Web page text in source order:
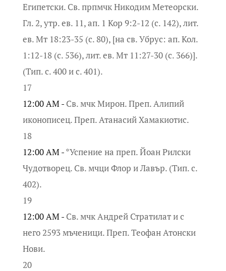
Египетски. Св. прпмчк Никодим Метеорски.
Гл. 2, утр. ев. 11, ап. 1 Кор 9:2-12 (с. 142), лит.
ев. Мт 18:23-35 (с. 80), [на св. Убрус: ап. Кол.
1:12-18 (с. 536), лит. ев. Мт 11:27-30 (с. 366)].
(Тип. с. 400 и с. 401).
17
12:00 AM - Св. мчк Мирон. Преп. Алипий
иконописец. Преп. Атанасий Хамакиотис.
18
12:00 AM -*Успение на преп. Йоан Рилски
Чудотворец. Св. мчци Флор и Лавър. (Тип. с.
402).
19
12:00 AM - Св. мчк Андрей Стратилат и с
него 2593 мъченици. Преп. Теофан Атонски
Нови.
20